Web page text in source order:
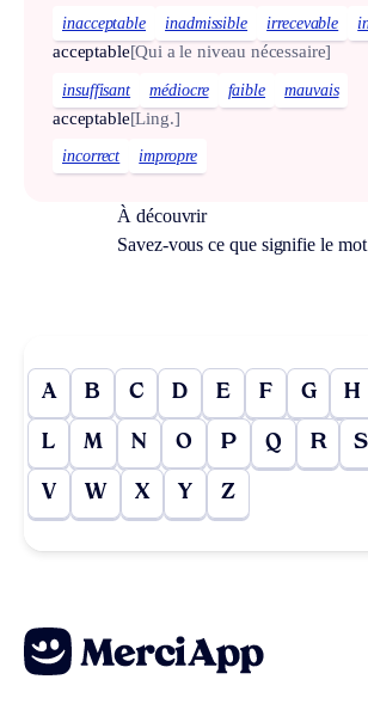
inacceptable inadmissible irrecevable
acceptable[Qui a le niveau nécessaire]
insuffisant médiocre faible mauvais
acceptable[Ling.]
incorrect impropre
À découvrir
Savez-vous ce que signifie le
A B C D E F G H
L M N O P Q R S
V W X Y Z